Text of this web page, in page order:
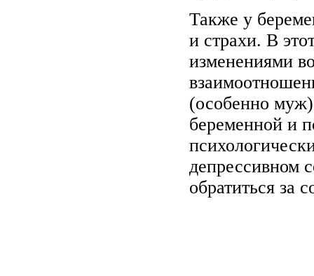
Также у
и страхи. В
изменениями
(особенно
беременной и
депрессивном
обратиться за